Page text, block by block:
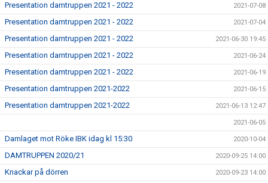
Presentation damtruppen 2021 - 2022 2021-07-08
Presentation damtruppen 2021 - 2022 2021-07-04
Presentation damtruppen 2021 - 2022 2021-06-30 19:45
Presentation damtruppen 2021 - 2022 2021-06-24
Presentation damtruppen 2021 - 2022 2021-06-19
Presentation damtruppen 2021-2022 2021-06-15
Presentation damtruppen 2021-2022 2021-06-13 12:47
2021-06-05
Damlaget mot Röke IBK idag kl 15:30 2020-10-04
DAMTRUPPEN 2020/21 2020-09-25 14:00
Knackar på dörren 2020-09-23 14:00